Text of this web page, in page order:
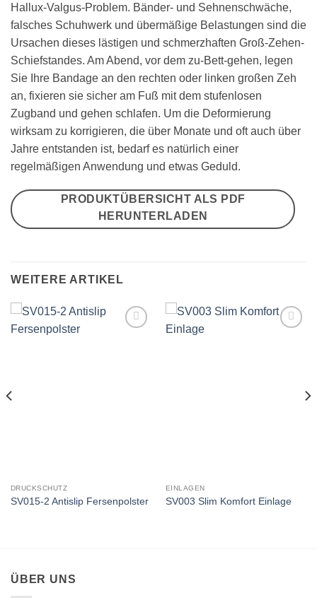
Hallux-Valgus-Problem. Bänder- und Sehnenschwäche,
falsches Schuhwerk und übermäßige Belastungen sind die
Ursachen dieses lästigen und schmerzhaften Groß-Zehen-
Schiefstandes. Am Abend, vor dem zu-Bett-gehen, legen
Sie Ihre Bandage an den rechten oder linken großen Zeh
an, fixieren sie sicher am Fuß mit dem stufenlosen
Zugband und gehen schlafen. Um die Deformierung
wirksam zu korrigieren, die über Monate und oft auch über
Jahre entstanden ist, bedarf es natürlich einer
regelmäßigen Anwendung und etwas Geduld.
PRODUKTÜBERSICHT ALS PDF
HERUNTERLADEN
WEITERE ARTIKEL
DRUCKSCHUTZ
SV015-2 Antislip Fersenpolster
EINLAGEN
SV003 Slim Komfort Einlage
ÜBER UNS